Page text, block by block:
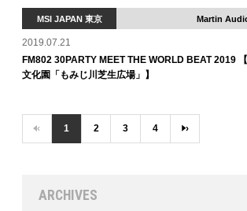
MSI JAPAN 東京 Martin
2019.07.21
FM802 30PARTY MEET THE WORLD BEAT 2019
文化園「もみじ川芝生広場」】
‹ 1 2 3 4 ›
ARCHIVES